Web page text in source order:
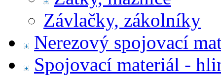
Závlačky, zákolníky
Nerezový spojovací
Spojovací materiál -